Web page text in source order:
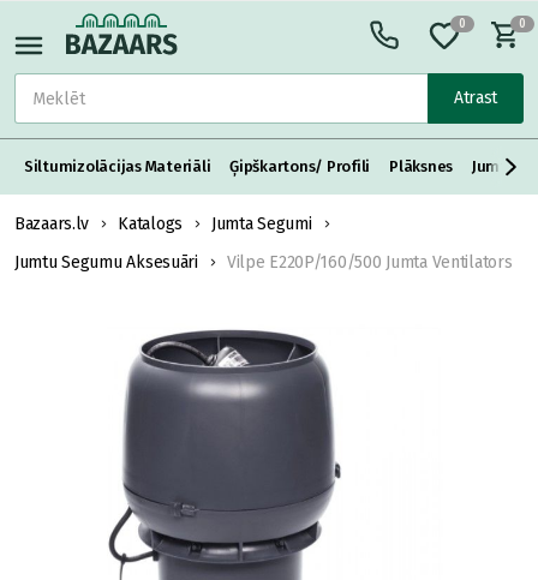
Atrast
0 0
Siltumizolācijas Materiāli Ģipškartons/ Profili Plāksnes Jumta
Bazaars.lv Katalogs
Jumta Segumi
Jumtu Segumu Aksesuāri
Vilpe E220P/160/500 Jumta Ventilators